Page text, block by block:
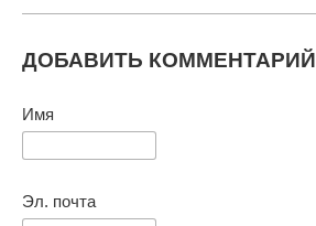
ДОБАВИТЬ КОММЕНТАРИЙ
Имя
Эл. почта